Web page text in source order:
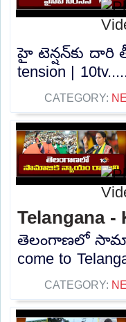
హై టెన్షన్‌కు దారి
tension |
CATEGORY:
Telangana -
తెలంగాణలో
come to
CATEGORY: